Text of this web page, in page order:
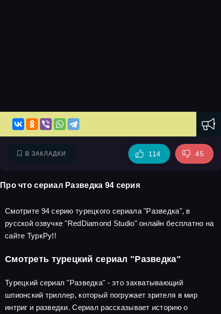
В ЗАКЛАДКИ 114 45
Про что сериал Разведка 94 серия
Смотрите 94 серию турецкого сериала "Разведка", в
русской озвучке "RedDiamond Studio" онлайн бесплатно на
сайте ТуркРу!!
Смотреть турецкий сериал "Разведка"
Турецкий сериал "Разведка" - это захватывающий
шпионский триллер, который погружает зрителя в мир
интриг и разведки. Сериал рассказывает историю о